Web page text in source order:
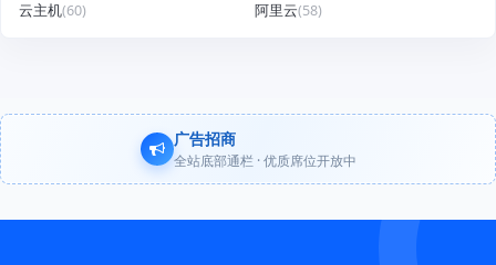
云主机(60) 阿里云(58)
广告招商
全站底部通栏 · 优质席位开放中